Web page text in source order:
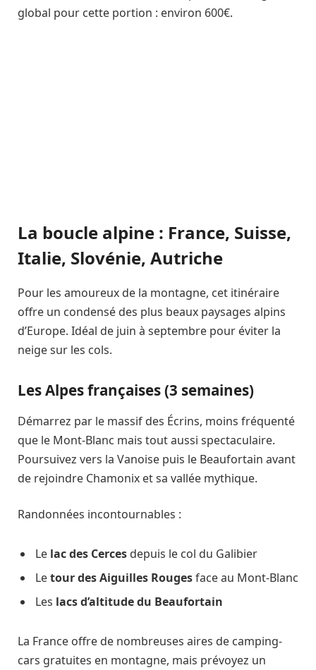
global pour cette portion : environ 600€.
La boucle alpine : France, Suisse,
Italie, Slovénie, Autriche
Pour les amoureux de la montagne, cet itinéraire
offre un condensé des plus beaux paysages alpins
d’Europe. Idéal de juin à septembre pour éviter la
neige sur les cols.
Les Alpes françaises (3 semaines)
Démarrez par le massif des Écrins, moins fréquenté
que le Mont-Blanc mais tout aussi spectaculaire.
Poursuivez vers la Vanoise puis le Beaufortain avant
de rejoindre Chamonix et sa vallée mythique.
Randonnées incontournables :
Le lac des Cerces depuis le col du Galibier
Letour des Aiguilles Rougesface au Mont-Blanc
Les lacs d’altitude du Beaufortain
La France offre de nombreuses aires de camping-
cars gratuites en montagne, mais prévoyez un